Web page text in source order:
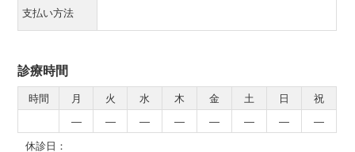
支払い方法
診療時間
時間 月 火 水 木 金 土 日
祝
―
― ― ― ― ― ―
―
休診日：